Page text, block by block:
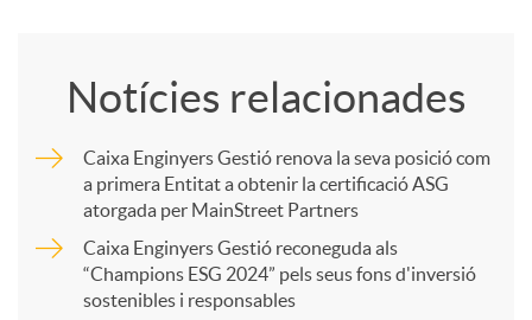
m
Notícies relacionades
Caixa Enginyers Gestió renova la seva posició com
a primera Entitat a obtenir la certificació ASG
atorgada per MainStreet Partners
Caixa Enginyers Gestió reconeguda als
“Champions ESG 2024” pels seus fons d'inversió
sostenibles i responsables